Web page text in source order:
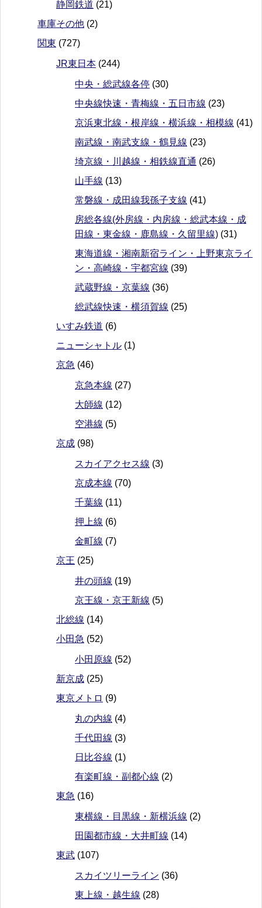
静岡鉄道 (21)
車庫その他 (2)
関東 (727)
JR東日本 (244)
中央・総武線各停 (30)
中央線快速・青梅線・五日市線 (23)
京浜東北線・根岸線・横浜線・相模線 (41)
南武線・南武支線・鶴見線 (23)
埼京線・川越線・相鉄線直通 (26)
山手線 (13)
常磐線・成田線我孫子支線 (41)
房総各線(外房線・内房線・総武本線・成
田線・東金線・鹿島線・久留里線) (31)
東海道線・湘南新宿ライン・上野東京ライ
ン・高崎線・宇都宮線 (39)
武蔵野線・京葉線 (36)
総武線快速・横須賀線 (25)
いすみ鉄道 (6)
ニューシャトル (1)
京急 (46)
京急本線 (27)
大師線 (12)
空港線 (5)
京成 (98)
スカイアクセス線 (3)
京成本線 (70)
千葉線 (11)
押上線 (6)
金町線 (7)
京王 (25)
井の頭線 (19)
京王線・京王新線 (5)
北総線 (14)
小田急 (52)
小田原線 (52)
新京成 (25)
東京メトロ (9)
丸の内線 (4)
千代田線 (3)
日比谷線 (1)
有楽町線・副都心線 (2)
東急 (16)
東横線・目黒線・新横浜線 (2)
田園都市線・大井町線 (14)
東武 (107)
スカイツリーライン (36)
東上線・越生線 (28)